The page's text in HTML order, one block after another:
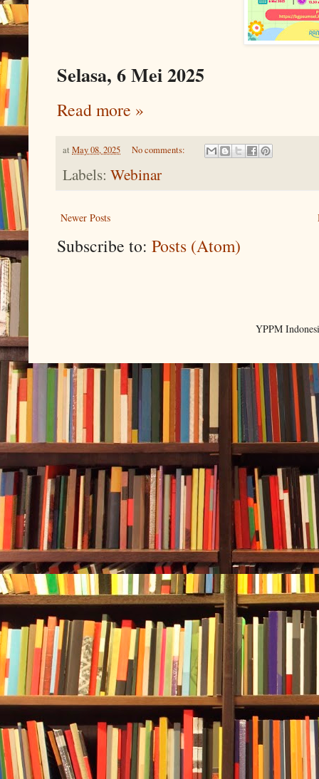
Selasa, 6 Mei 2025
Read more »
at May 08, 2025 No comments:
Labels: Webinar
Newer Posts
Subscribe to: Posts (Atom)
YPPM